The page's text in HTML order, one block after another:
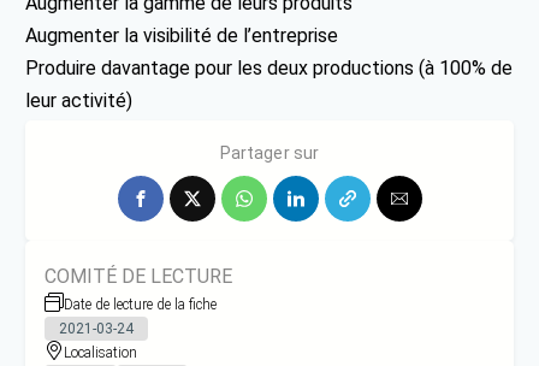
Augmenter la visibilité de l’entreprise
Produire davantage pour les deux productions (à 100% de
leur activité)
Partager sur
COMITÉ DE LECTURE
Date de lecture de la fiche
2021-03-24
Localisation